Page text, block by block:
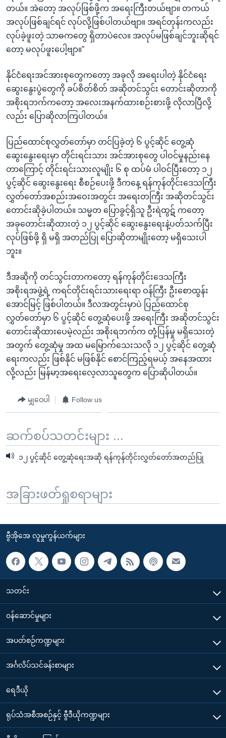
တယ်။ အဲတော့ အလုပ်ဖြစ်ဖို့က အရေးကြီးတယ်ဗျာ။ တကယ်
အလုပ်ဖြစ်ချင်ရင် လုပ်လို့ဖြစ်ပါတယ်ဗျာ။ အရင်တုန်းကလည်း
လုပ်ခဲ့ဖူးတဲ့ သာဓကတွေ ရှိတာပဲလေ။ အလုပ်မဖြစ်ချင်ဘူးဆိုရင်
တော့ မလုပ်ဖူးပေါ့ဗျာ။”
နိုင်ငံရေးအင်အားစုတွေကတော့ အခုလို အရေးပါတဲ့ နိုင်ငံရေး
ဆွေးနွေးပွဲတွေကို ခပ်စိတ်စိတ် အဆိုတင်သွင်း တောင်းဆိုတာကို
အစိုးရဘက်ကတော့ အလေးအနက်ထားစဉ်းစားဖို့ လိုလာပြီလို့
လည်း ပြောဆိုလာကြပါတယ်။
ပြည်ထောင်စုလွှတ်တော်မှာ တင်ပြခဲ့တဲ့ ၆ ပွင့်ဆိုင် တွေ့ဆုံ
ဆွေးနွေးရေးမှာ တိုင်းရင်းသား အင်အားစုတွေ ပါဝင်မှုနည်းနေ
တာကြောင့် တိုင်းရင်းသားလူမျိုး ၆ စု ထပ်မံ ပါဝင်ပြီးတော့ ၁၂
ပွင့်ဆိုင် ဆွေးနွေးရေး စီစဉ်ပေးဖို့ ဒီကနေ့ ရန်ကုန်တိုင်းဒေသကြီး
လွှတ်တော်အစည်းအဝေးအတွင်း အရေးတကြီး အဆိုတင်သွင်း
တောင်းဆိုခဲ့ပါတယ်။ သမ္မတ ပြောခွင့်ရှိသူ ဦးရဲထွဋ် ကတော့
အခုတောင်းဆိုထားတဲ့ ၁၂ ပွင့်ဆိုင် ဆွေးနွေးရေးနဲ့ပတ်သက်ပြီး
လုပ်ဖြစ်ဖို့ ရှိ မရှိ အတည်ပြု ပြောဆိုတာမျိုးတော့ မရှိသေးပါ
ဘူး။
ဒီအဆိုကို တင်သွင်းတာကတော့ ရန်ကုန်တိုင်းဒေသကြီး
အစိုးရအဖွဲ့ရဲ့ ကရင်တိုင်းရင်းသားရေးရာ ဝန်ကြီး ဦးစောထွန်း
အောင်မြင့် ဖြစ်ပါတယ်။ ဒီလအတွင်းမှာပဲ ပြည်ထောင်စု
လွှတ်တော်မှာ ၆ ပွင့်ဆိုင် တွေ့ဆုံပေးဖို့ အရေးကြီး အဆိုတင်သွင်း
တောင်းဆိုထားပေမဲ့လည်း အစိုးရဘက်က တုံ့ပြန်မှု မရှိသေးတဲ့
အတွက် တွေ့ဆုံမှု အထ မမြောက်သေးသလို ၁၂ ပွင့်ဆိုင် တွေ့ဆုံ
ရေးကလည်း ဖြစ်နိုင် မဖြစ်နိုင် စောင်ကြည့်ရမယ့် အနေအထား
လို့လည်း မြန်မာ့အရေးလေ့လာသူတွေက ပြောဆိုပါတယ်။
မျှဝေပါ Follow us
ဆက်စပ်သတင်းများ ...
၁၂ ပွင့်ဆိုင် တွေ့ဆုံရေးအဆို ရန်ကုန်တိုင်းလွှတ်တော်အတည်ပြု
အခြားဖတ်ရှုစရာများ
ဗွီအိုအေ လူမှုကွန်ယက်များ
သတင်း
၀န်ဆောင်မှုများ
အပတ်စဉ်ကဏ္ဍများ
အင်္ဂလိပ်သင်ခန်းစာများ
ရေဒီယို
ရုပ်သံအစီအစဉ်နှင့် ဗွီဒီယိုကဏ္ဍများ